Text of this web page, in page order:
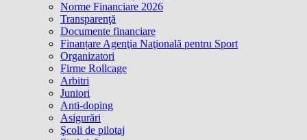
Norme Financiare 2026
Transparenţă
Documente financiare
Finanțare Agenţia Naţională pentru Sport
Organizatori
Firme Rollcage
Arbitri
Juniori
Anti-doping
Asigurări
Şcoli de pilotaj